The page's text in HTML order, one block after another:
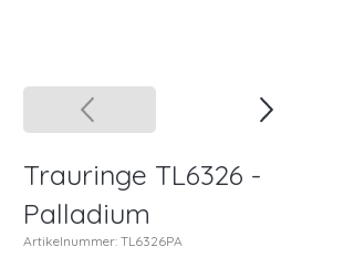
Trauringe TL6326 -
Palladium
Artikelnummer: TL6326PA